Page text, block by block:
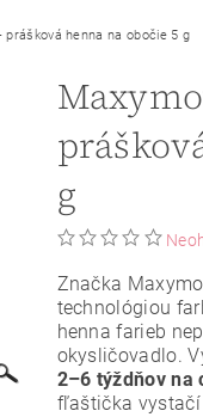
prášková henna na obočie 5 g
g
Značka
technológiou
henna farieb
okysličovadlo.
2–6 týždňov na
fľaštička